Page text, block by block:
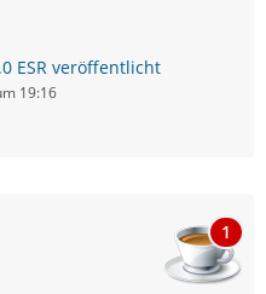
ESR veröffentlicht
19:16
1